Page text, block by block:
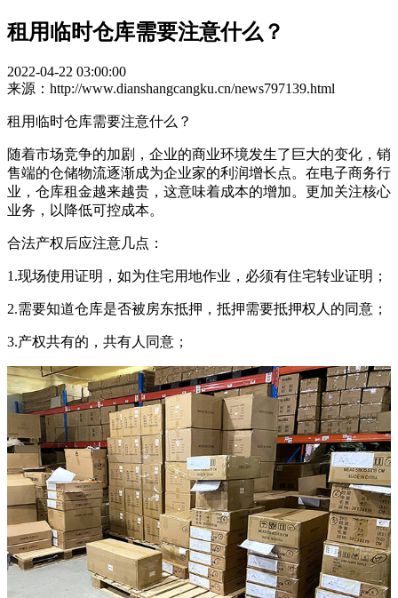
租用临时仓库需要注意什么？
2022-04-22 03:00:00
来源：http://www.dianshangcangku.cn/news797139.html
租用临时仓库需要注意什么？
随着市场竞争的加剧，企业的商业环境发生了巨大的变化，销
售端的仓储物流逐渐成为企业家的利润增长点。在电子商务行
业，仓库租金越来越贵，这意味着成本的增加。更加关注核心
业务，以降低可控成本。
合法产权后应注意几点：
1.现场使用证明，如为住宅用地作业，必须有住宅转业证明；
2.需要知道仓库是否被房东抵押，抵押需要抵押权人的同意；
3.产权共有的，共有人同意；